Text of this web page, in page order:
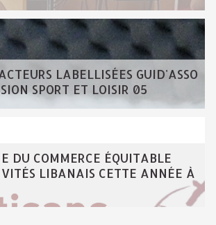
LABELLISÉES GUID'ASSO
SPORT ET LOISIR 05
DU COMMERCE ÉQUITABLE
LIBANAIS CETTE ANNÉE À